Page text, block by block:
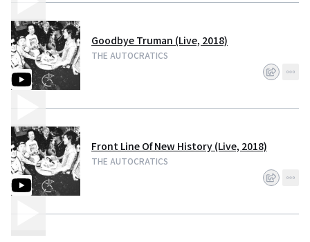
Goodbye Truman (Live, 2018)
THE AUTOCRATICS
Front Line Of New History (Live, 2018)
THE AUTOCRATICS